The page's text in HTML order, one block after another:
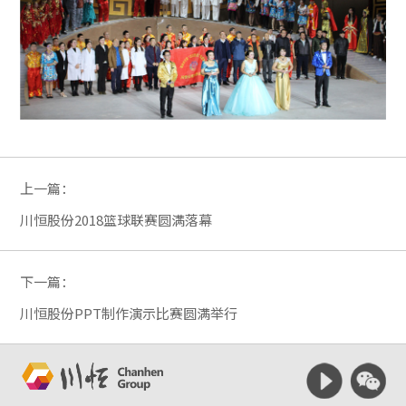
上一篇：
川恒股份2018篮球联赛圆满落幕
下一篇：
川恒股份PPT制作演示比赛圆满举行